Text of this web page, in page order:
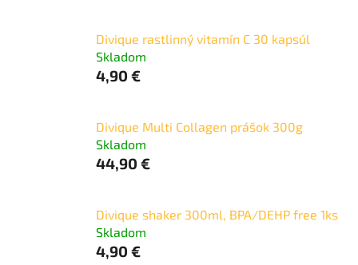
Divique rastlinný vitamín C 30 kapsúl
Skladom
4,90 €
Divique Multi Collagen prášok 300g
Skladom
44,90 €
Divique shaker 300ml, BPA/DEHP free 1ks
Skladom
4,90 €